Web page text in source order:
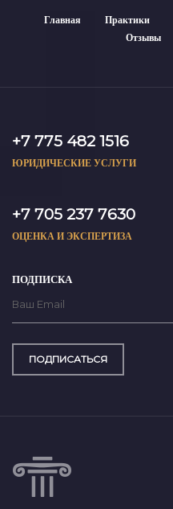
Главная Практики
Отзывы
+7 775 482 1516
ЮРИДИЧЕСКИЕ УСЛУГИ
+7 705 237 7630
ОЦЕНКА И ЭКСПЕРТИЗА
ПОДПИСКА
ПОДПИСАТЬСЯ